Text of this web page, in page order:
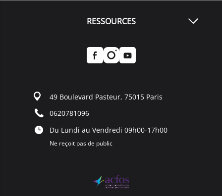
RESSOURCES
49 Boulevard Pasteur, 75015 Paris
0620781096
Du Lundi au Vendredi 09h00-17h00
Ne reçoit pas de public